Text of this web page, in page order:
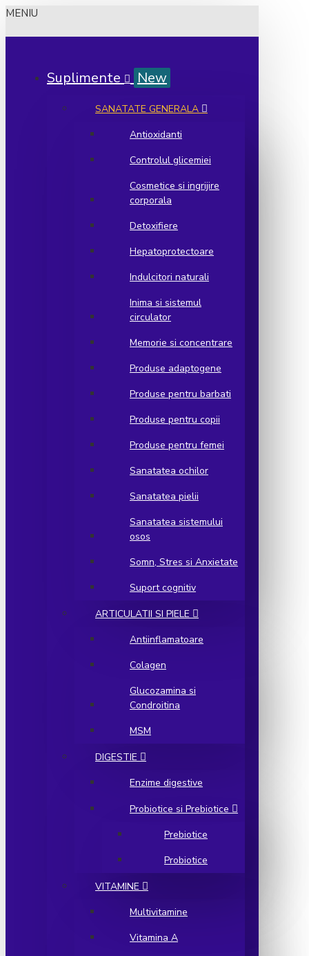
MENIU
Suplimente New
SANATATE GENERALA
Antioxidanti
Controlul glicemiei
Cosmetice si ingrijire
corporala
Detoxifiere
Hepatoprotectoare
Indulcitori naturali
Inima si sistemul
circulator
Memorie si concentrare
Produse adaptogene
Produse pentru barbati
Produse pentru copii
Produse pentru femei
Sanatatea ochilor
Sanatatea pielii
Sanatatea sistemului
osos
Somn, Stres si Anxietate
Suport cognitiv
ARTICULATII SI PIELE
Antiinflamatoare
Colagen
Glucozamina si
Condroitina
MSM
DIGESTIE
Enzime digestive
Probiotice si Prebiotice
Prebiotice
Probiotice
VITAMINE
Multivitamine
Vitamina A